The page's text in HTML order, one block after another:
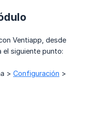
Ventiapp, desde
el siguiente punto:
> Configuración >